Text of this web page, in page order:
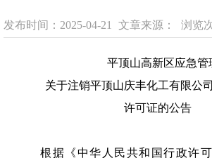
发布时间：2025-04-21 文章来源： 浏览
平顶山高新区应急管
关于注销平顶山庆丰化工有限公
许可证的公告
根据《中华人民共和国行政许可